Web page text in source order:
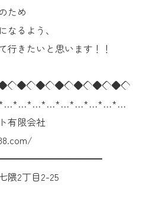
ため
なるよう、
行きたいと思います！！
有限会社
隈2丁目2-25